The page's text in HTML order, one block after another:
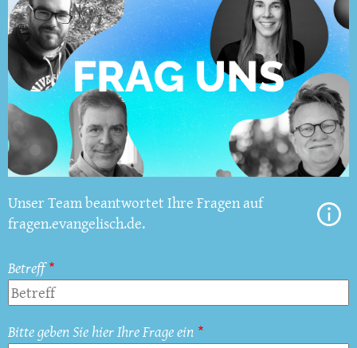
Unser Team beantwortet Ihre Fragen auf
fragen.evangelisch.de.
Betreff
Bitte geben Sie hier Ihre Frage ein